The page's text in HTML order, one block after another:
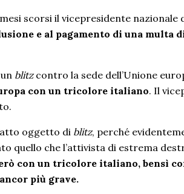
scorsi il vicepresidente nazionale
e al pagamento di una multa
blitzcontro la sede dell’Unione
con un tricolore italiano. Il
oggetto di blitz, perché
quello che l’attivista di estrema
con un tricolore italiano, bensì
più grave.